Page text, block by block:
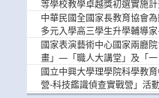
等學校教學卓越獎初選實施
中華民國全國家長教育協會
多元入學高三學生升學輔導家
國家表演藝術中心國家兩廳
畫」—「職人大講堂」及「一
參與。
國立中興大學理學院科學教
營-科技鑑識偵查實戰營」活